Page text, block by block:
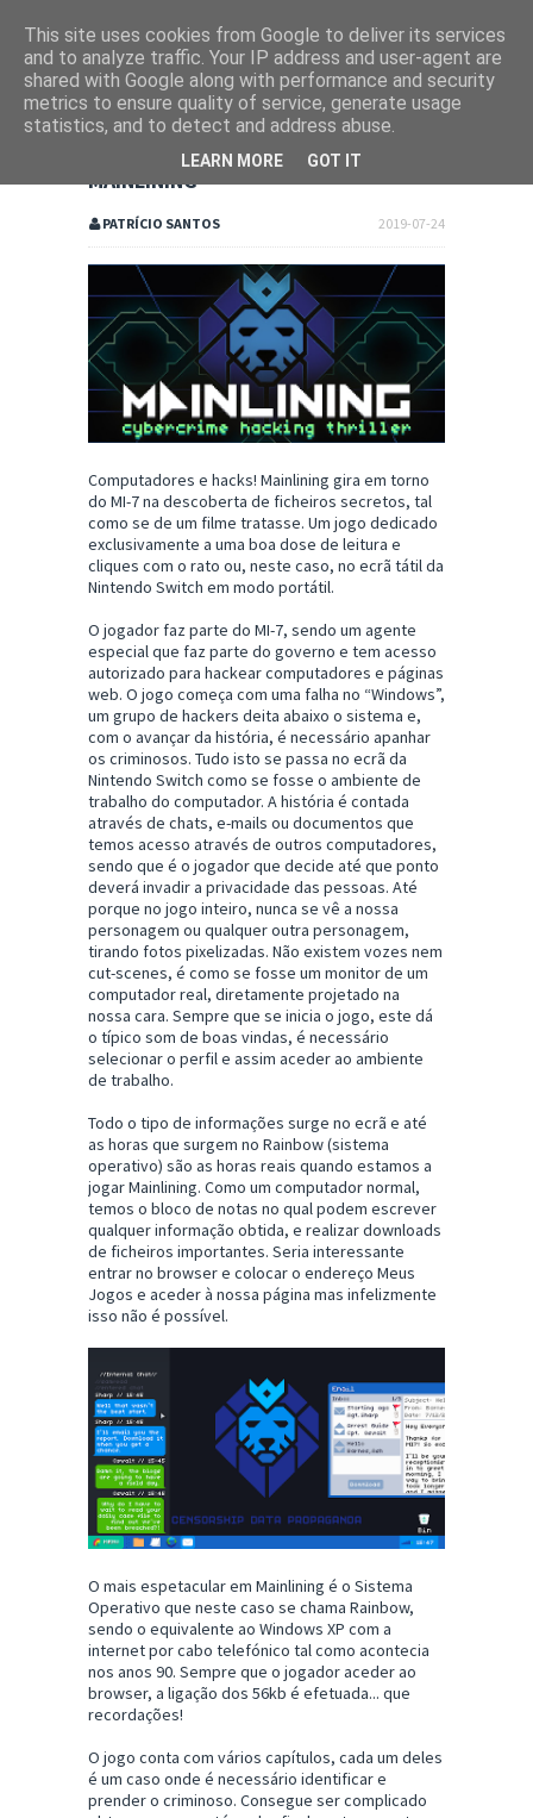
MAINLINING
2019-07-24
PATRÍCIO SANTOS
Computadores e hacks! Mainlining gira em torno
do MI-7 na descoberta de ficheiros secretos, tal
como se de um filme tratasse. Um jogo dedicado
exclusivamente a uma boa dose de leitura e
cliques com o rato ou, neste caso, no ecrã tátil da
Nintendo Switch em modo portátil.
O jogador faz parte do MI-7, sendo um agente
especial que faz parte do governo e tem acesso
autorizado para hackear computadores e páginas
web. O jogo começa com uma falha no “Windows”,
um grupo de hackers deita abaixo o sistema e,
com o avançar da história, é necessário apanhar
os criminosos. Tudo isto se passa no ecrã da
Nintendo Switch como se fosse o ambiente de
trabalho do computador. A história é contada
através de chats, e-mails ou documentos que
temos acesso através de outros computadores,
sendo que é o jogador que decide até que ponto
deverá invadir a privacidade das pessoas. Até
porque no jogo inteiro, nunca se vê a nossa
personagem ou qualquer outra personagem,
tirando fotos pixelizadas. Não existem vozes nem
cut-scenes, é como se fosse um monitor de um
computador real, diretamente projetado na
nossa cara. Sempre que se inicia o jogo, este dá
o típico som de boas vindas, é necessário
selecionar o perfil e assim aceder ao ambiente
de trabalho.
Todo o tipo de informações surge no ecrã e até
as horas que surgem no Rainbow (sistema
operativo) são as horas reais quando estamos a
jogar Mainlining. Como um computador normal,
temos o bloco de notas no qual podem escrever
qualquer informação obtida, e realizar downloads
de ficheiros importantes. Seria interessante
entrar no browser e colocar o endereço Meus
Jogos e aceder à nossa página mas infelizmente
isso não é possível.
O mais espetacular em Mainlining é o Sistema
Operativo que neste caso se chama Rainbow,
sendo o equivalente ao Windows XP com a
internet por cabo telefónico tal como acontecia
nos anos 90. Sempre que o jogador aceder ao
browser, a ligação dos 56kb é efetuada... que
recordações!
O jogo conta com vários capítulos, cada um deles
é um caso onde é necessário identificar e
prender o criminoso. Consegue ser complicado
This site uses cookies from Google to deliver its services
and to analyze traffic. Your IP address and user-agent are
shared with Google along with performance and security
metrics to ensure quality of service, generate usage
statistics, and to detect and address abuse.
LEARN MORE GOT IT